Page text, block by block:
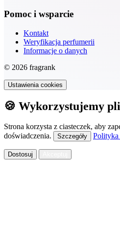
Pomoc i wsparcie
Kontakt
Weryfikacja perfumerii
Informacje o danych
© 2026 fragrank
Ustawienia cookies
🍪 Wykorzystujemy
Strona korzysta z ciasteczek, aby
doświadczenia.
Szczegóły Polityka
Dostosuj